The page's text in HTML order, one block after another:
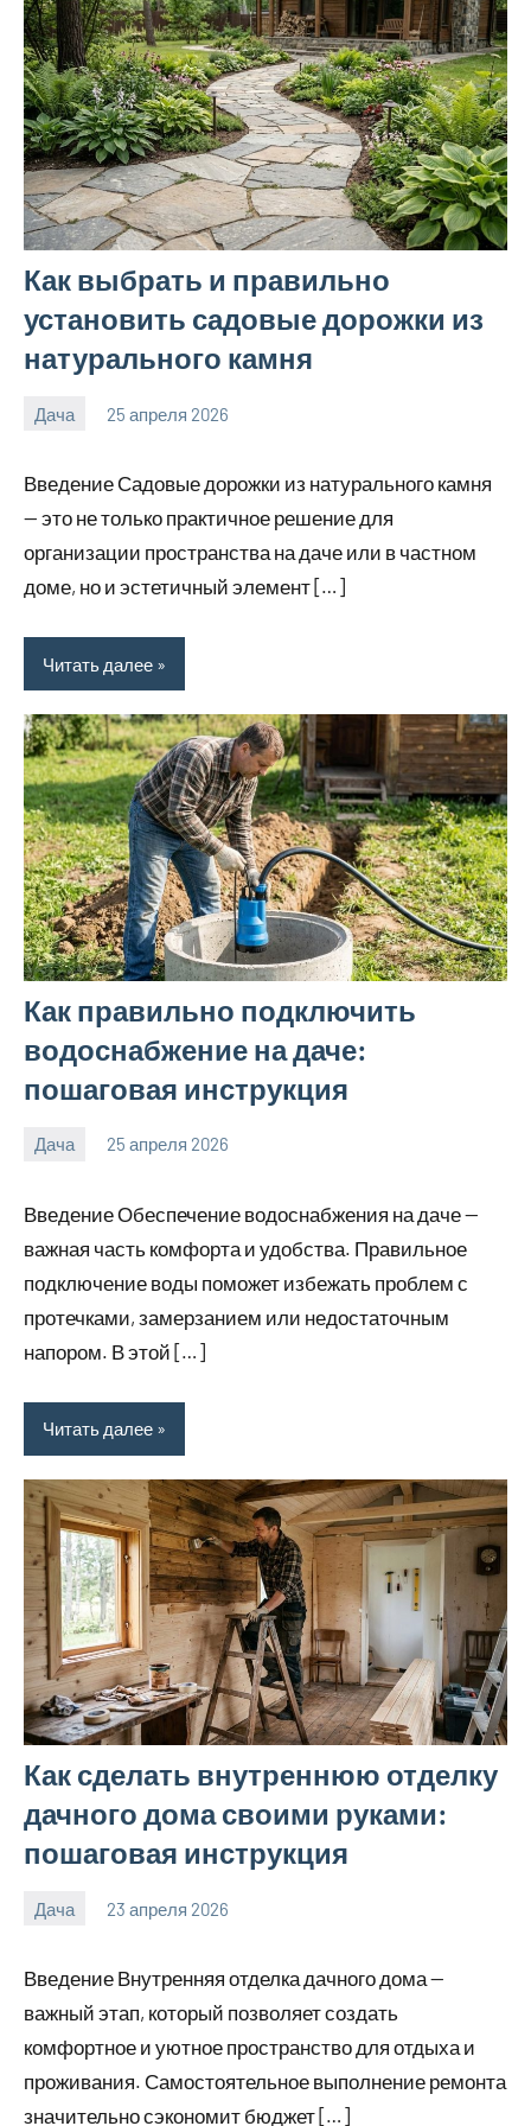
Как выбрать и правильно
установить садовые дорожки из
натурального камня
Дача 25 апреля 2026
calvinken_co
Введение Садовые дорожки из натурального камня
— это не только практичное решение для
организации пространства на даче или в частном
доме, но и эстетичный элемент […]
Читать далее
Как правильно подключить
водоснабжение на даче:
пошаговая инструкция
Дача 25 апреля 2026
calvinken_co
Введение Обеспечение водоснабжения на даче —
важная часть комфорта и удобства. Правильное
подключение воды поможет избежать проблем с
протечками, замерзанием или недостаточным
напором. В этой […]
Читать далее
Как сделать внутреннюю отделку
дачного дома своими руками:
пошаговая инструкция
Дача 23 апреля 2026
calvinken_co
Введение Внутренняя отделка дачного дома —
важный этап, который позволяет создать
комфортное и уютное пространство для отдыха и
проживания. Самостоятельное выполнение ремонта
значительно сэкономит бюджет […]